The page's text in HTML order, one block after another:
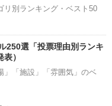
リ別ランキング・ベスト50
250選「投票理由別ランキ
）
」「施設」「雰囲気」のベ